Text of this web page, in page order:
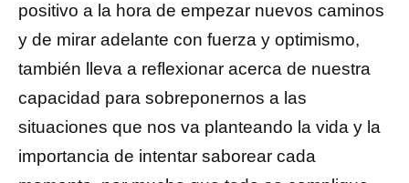
positivo a la hora de empezar nuevos caminos
y de mirar adelante con fuerza y optimismo,
también lleva a reflexionar acerca de nuestra
capacidad para sobreponernos a las
situaciones que nos va planteando la vida y la
importancia de intentar saborear cada